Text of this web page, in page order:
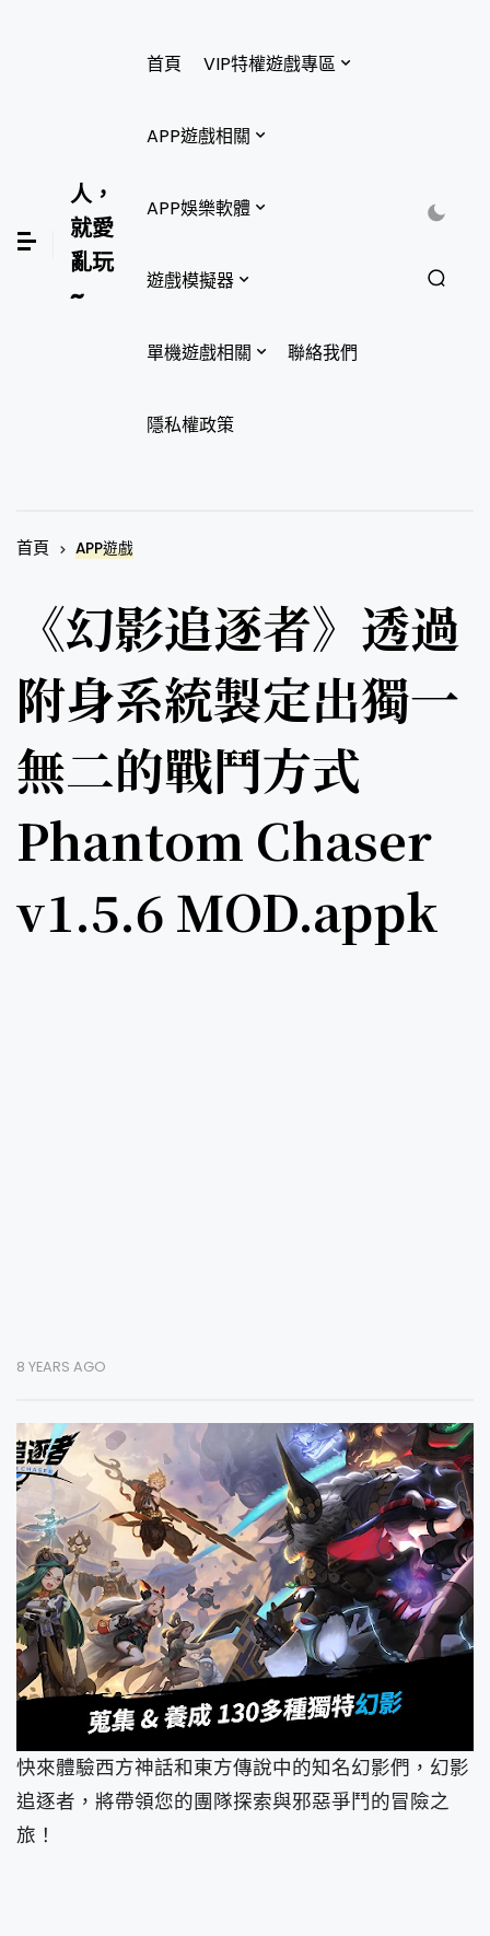
人，
就愛
亂玩
~
首頁 VIP特權遊戲專區
APP遊戲相關
APP娛樂軟體
遊戲模擬器
單機遊戲相關 聯絡我們
隱私權政策
首頁 APP遊戲
《幻影追逐者》透過
附身系統製定出獨一
無二的戰鬥方式
Phantom Chaser
v1.5.6 MOD.appk
8 YEARS AGO
快來體驗西方神話和東方傳說中的知名幻影們，幻影
追逐者，將帶領您的團隊探索與邪惡爭鬥的冒險之
旅！